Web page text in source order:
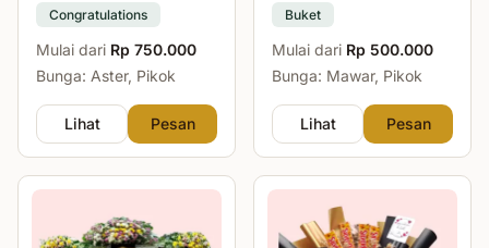
Congratulations
Mulai dari Rp 750.000
Bunga: Aster, Pikok
Lihat Pesan
Buket
Mulai dari Rp 500.000
Bunga: Mawar, Pikok
Lihat Pesan